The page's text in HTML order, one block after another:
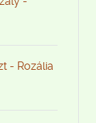
- Rozália